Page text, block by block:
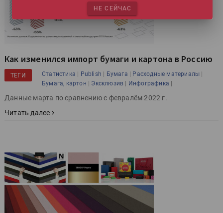
Как изменился импорт бумаги и картона в Россию
ТЕГИ Статистика | Publish | Бумага | Расходные материалы |
Бумага, картон | Эксклюзив | Инфографика |
Данные марта по сравнению с февралём 2022 г.
Читать далее
НЕ СЕЙЧАС